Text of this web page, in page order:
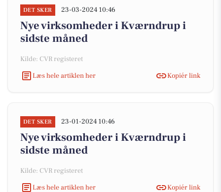
DET SKER 23-03-2024 10:46
Nye virksomheder i Kværndrup i
sidste måned
Kilde: CVR registeret
Læs hele artiklen her
Kopiér link
DET SKER 23-01-2024 10:46
Nye virksomheder i Kværndrup i
sidste måned
Kilde: CVR registeret
Læs hele artiklen her
Kopiér link